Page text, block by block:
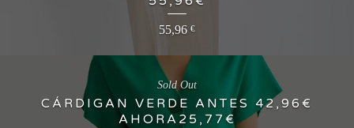
55,96 €
CÁRDIGAN VERDE ANTES 42,96€
AHORA25,77€
Sold Out